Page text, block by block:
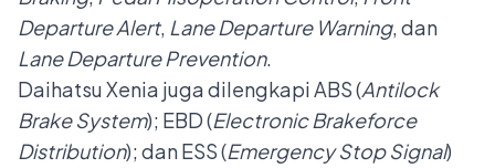
Departure Alert, Lane Departure Warning, dan
Lane Departure Prevention.
Daihatsu Xenia juga dilengkapi ABS (Antilock
Brake System); EBD (Electronic Brakeforce
Distribution); dan ESS (Emergency Stop Signal)